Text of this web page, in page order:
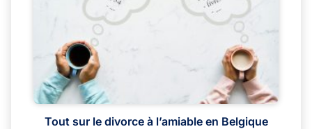
Tout sur le divorce à l’amiable en Belgique